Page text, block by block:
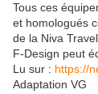
Tous ces
et homologués
de la Niva
F-Design peut
Lu sur : https://
Adaptation VG